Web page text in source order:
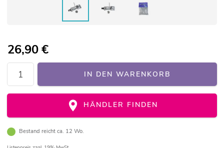
26,90€
IN DEN WARENKORB
HÄNDLER FINDEN
Bestand reicht ca. 12 Wo.